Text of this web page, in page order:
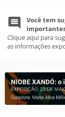
Você tem
Clique aqui para
as informações